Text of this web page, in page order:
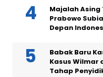
Majalah Asing
Prabowo
Depan
Babak Baru
Kasus Wilmar
Tahap